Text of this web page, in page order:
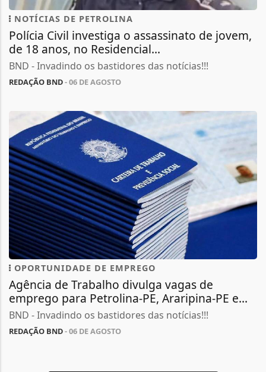
NOTÍCIAS DE PETROLINA
Polícia Civil investiga o assassinato de jovem,
de 18 anos, no Residencial...
BND - Invadindo os bastidores das notícias!!!
REDAÇÃO BND- 06 DE AGOSTO
OPORTUNIDADE DE EMPREGO
Agência de Trabalho divulga vagas de
emprego para Petrolina-PE, Araripina-PE e...
BND - Invadindo os bastidores das notícias!!!
REDAÇÃO BND- 06 DE AGOSTO